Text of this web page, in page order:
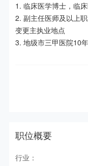
1. 临床医学博士，临
2. 副主任医师及以上
变更主执业地点
3. 地级市三甲医院10
职位概要
行业：